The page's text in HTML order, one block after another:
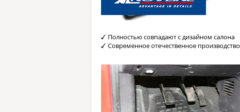
Полностью совпадают с дизайном салона
Современное отечественное производство